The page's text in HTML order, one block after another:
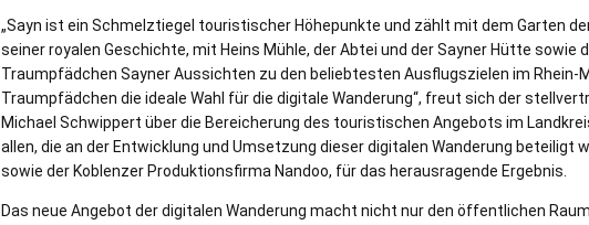
„Sayn ist ein Schmelztiegel touristischer Höhepunkte und zählt mit dem Garten
seiner royalen Geschichte, mit Heins Mühle, der Abtei und der Sayner Hütte sowie
Traumpfädchen Sayner Aussichten zu den beliebtesten Ausflugszielen im Rhein-
Traumpfädchen die ideale Wahl für die digitale Wanderung“, freut sich der
Michael Schwippert über die Bereicherung des touristischen Angebots im
allen, die an der Entwicklung und Umsetzung dieser digitalen Wanderung beteiligt
sowie der Koblenzer Produktionsfirma Nandoo, für das herausragende Ergebnis.
Das neue Angebot der digitalen Wanderung macht nicht nur den öffentlichen